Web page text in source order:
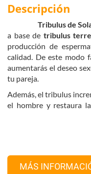
Descripción
Tribulus de
a base de tribulus
producción de
calidad. De este modo
aumentarás el deseo
tu pareja.
Además, el tribulus
el hombre y restaura
utilizado durante
de la infertilidad y
MÁS